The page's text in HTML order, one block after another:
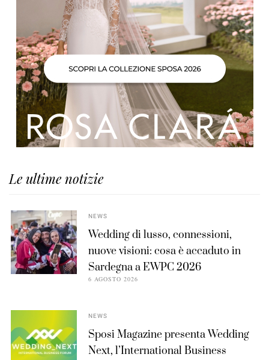
Le ultime notizie
NEWS
Wedding di lusso, connessioni,
nuove visioni: cosa è accaduto in
Sardegna a EWPC 2026
6 AGOSTO 2026
NEWS
Sposi Magazine presenta Wedding
Next, l’International Business